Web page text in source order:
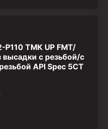
P110 ТМК UP FMT/
высадки с резьбой/с
API Spec 5CT